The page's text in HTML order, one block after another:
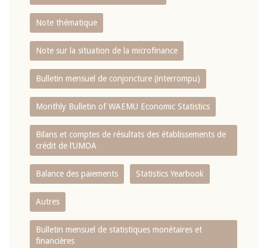
Note thématique
Note sur la situation de la microfinance
Bulletin mensuel de conjoncture (interrompu)
Monthly Bulletin of WAEMU Economic Statistics
Bilans et comptes de résultats des établissements de
crédit de l‘UMOA
Balance des paiements Statistics Yearbook
Autres
Bulletin mensuel de statistiques monétaires et
financières